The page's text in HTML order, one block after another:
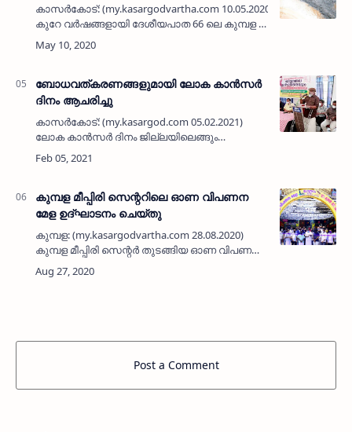
കാസര്‍കോട്: (my.kasargodvartha.com 10.05.2020) കഴിഞ്ഞ
കുറേ വര്‍ഷങ്ങളായി ദേശീയപാത 66 ലെ കുമ്പള -
പൊട്ടിപ്പൊളിഞ്ഞ് വന്‍ ഗര്‍ത്ത…
ബോധവത്കരണങ്ങളുമായി ലോക കാന്‍സര്‍
ദിനം ആചരിച്ചു
കാസര്‍കോട്: (my.kasargod.com 05.02.2021)
ലോക കാന്‍സര്‍ ദിനം ജില്ലയിലെങ്ങും
ബോധവത്കരണ പരിപാടികളുമായി ആചരിച്ചു.
ആരോഗ്യ കുടുംബക്ഷേമ വകുപ്പിന്റെയും ജില്ലാ
കുമ്പള മീപ്പിരി സെന്ററിലെ ഓണ വിപണന
മേള ഉദ്ഘാടനം ചെയ്തു
കുമ്പള: (my.kasargodvartha.com 28.08.2020)
കുമ്പള മീപ്പിരി സെന്റർ തുടങ്ങിയ ഓണ വിപണന
എംപി ഉദ്ഘാടനം ചെയ്തു. ഓണം പ്രമാണിച്ച്
Post a Comment